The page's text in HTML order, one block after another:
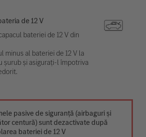
de 12 V
bateriei de 12 V din
minus al bateriei de 12 V la
șurub și asigurați-l împotriva
pasive de siguranță (airbaguri și
centură) sunt dezactivate după
bateriei de 12 V